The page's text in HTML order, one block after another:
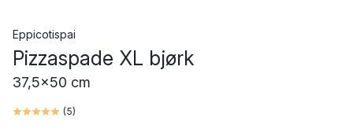
Eppicotispai
Pizzaspade XL bjørk
37,5x50 cm
(5)